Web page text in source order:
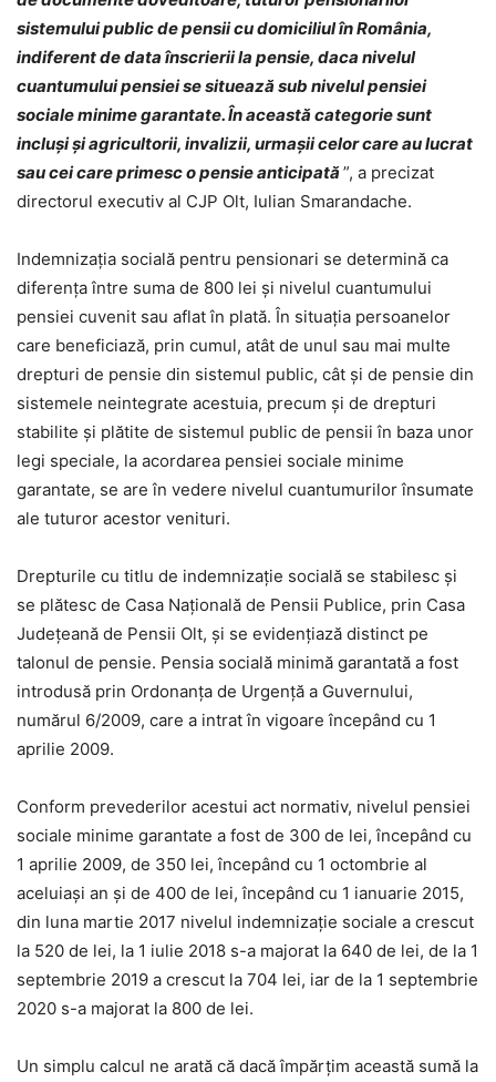
sistemului public de pensii cu domiciliul în România,
indiferent de data înscrierii la pensie, daca nivelul
cuantumului pensiei se situează sub nivelul pensiei
sociale minime garantate. În această categorie sunt
incluşi şi agricultorii, invalizii, urmaşii celor care au lucrat
sau cei care primesc o pensie anticipată ”, a precizat
directorul executiv al CJP Olt, Iulian Smarandache.
Indemnizaţia socială pentru pensionari se determină ca
diferenţa între suma de 800 lei şi nivelul cuantumului
pensiei cuvenit sau aflat în plată. În situaţia persoanelor
care beneficiază, prin cumul, atât de unul sau mai multe
drepturi de pensie din sistemul public, cât şi de pensie din
sistemele neintegrate acestuia, precum şi de drepturi
stabilite şi plătite de sistemul public de pensii în baza unor
legi speciale, la acordarea pensiei sociale minime
garantate, se are în vedere nivelul cuantumurilor însumate
ale tuturor acestor venituri.
Drepturile cu titlu de indemnizaţie socială se stabilesc şi
se plătesc de Casa Naţională de Pensii Publice, prin Casa
Judeţeană de Pensii Olt, şi se evidenţiază distinct pe
talonul de pensie. Pensia socială minimă garantată a fost
introdusă prin Ordonanţa de Urgenţă a Guvernului,
numărul 6/2009, care a intrat în vigoare începând cu 1
aprilie 2009.
Conform prevederilor acestui act normativ, nivelul pensiei
sociale minime garantate a fost de 300 de lei, începând cu
1 aprilie 2009, de 350 lei, începând cu 1 octombrie al
aceluiaşi an şi de 400 de lei, începând cu 1 ianuarie 2015,
din luna martie 2017 nivelul indemnizație sociale a crescut
la 520 de lei, la 1 iulie 2018 s-a majorat la 640 de lei, de la 1
septembrie 2019 a crescut la 704 lei, iar de la 1 septembrie
2020 s-a majorat la 800 de lei.
Un simplu calcul ne arată că dacă împărţim această sumă la